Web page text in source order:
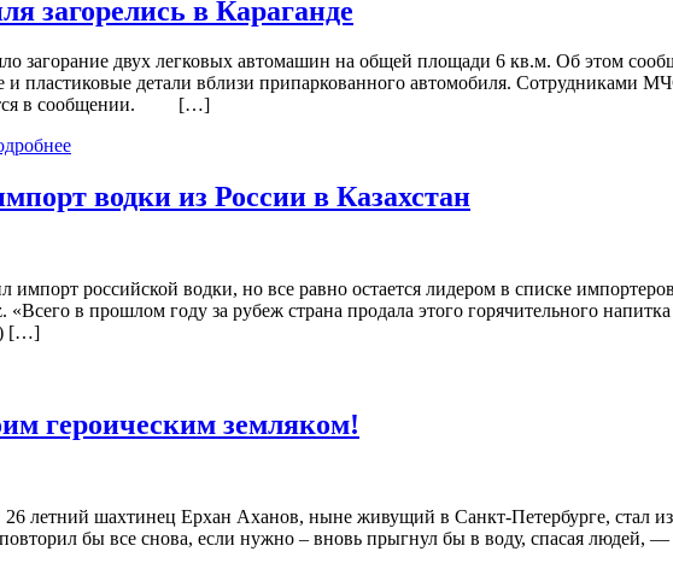
загорелись в Караганде
загорание двух легковых автомашин на общей площади 6 кв.м. Об этом
и пластиковые детали вблизи припаркованного автомобиля. Сотрудниками
в сообщении. […]
водки из России в Казахстан
импорт российской водки, но все равно остается лидером в списке
«Всего в прошлом году за рубеж страна продала этого горячительного
[…]
героическим земляком!
26 летний шахтинец Ерхан Аханов, ныне живущий в Санкт-Петербурге, стал
бы все снова, если нужно – вновь прыгнул бы в воду, спасая